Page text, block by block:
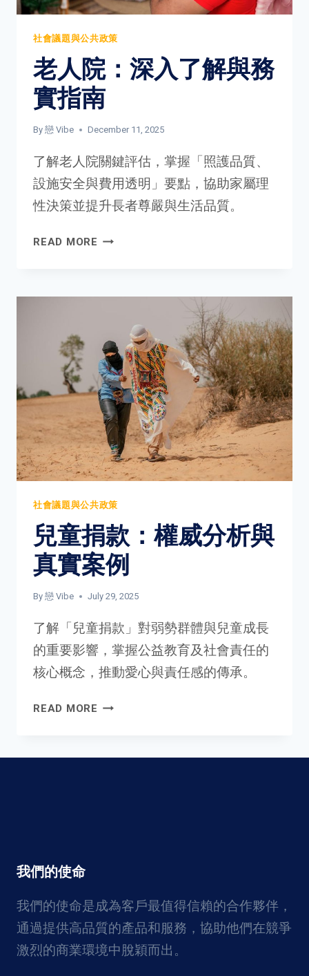
這
化
現
象
社會議題與公共政策
老人院：深入了解與務
實指南
By 戀 Vibe December 11, 2025
了解老人院關鍵評估，掌握「照護品質、
設施安全與費用透明」要點，協助家屬理
性決策並提升長者尊嚴與生活品質。
READ MORE 老
解
與
務
實
指
南
社會議題與公共政策
兒童捐款：權威分析與
真實案例
By 戀 Vibe July 29, 2025
了解「兒童捐款」對弱勢群體與兒童成長
的重要影響，掌握公益教育及社會責任的
核心概念，推動愛心與責任感的傳承。
READ MORE 兒
款：
例
我們的使命
我們的使命是成為客戶最值得信賴的合作夥伴，
通過提供高品質的產品和服務，協助他們在競爭
激烈的商業環境中脫穎而出。